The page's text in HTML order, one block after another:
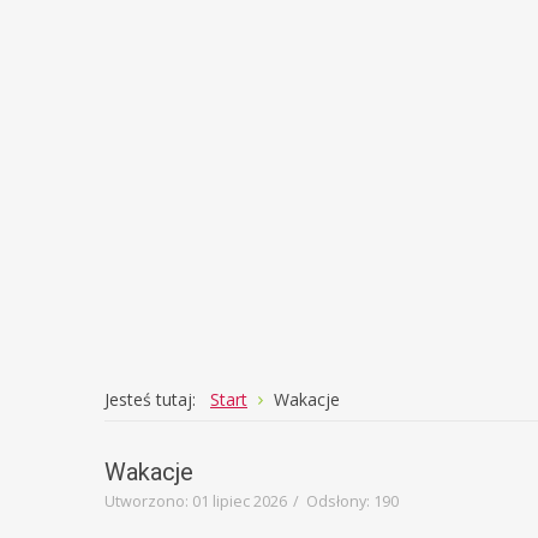
Jesteś tutaj: Start Wakacje
Wakacje
Utworzono: 01 lipiec 2026 Odsłony: 190